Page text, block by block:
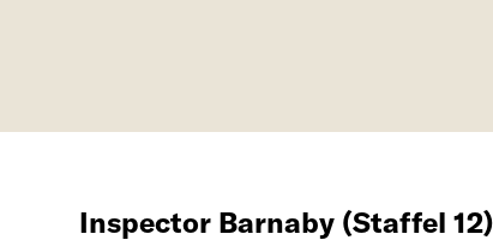
Inspector Barnaby (Staffel 12)